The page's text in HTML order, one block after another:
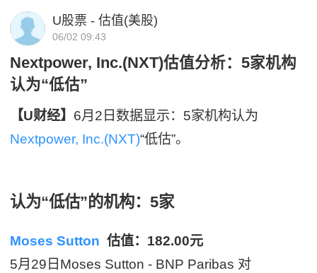
U股票 - 估值(美股)
06/02 09:43
Nextpower, Inc.(NXT)估值分析：5家机构
认为“低估”
【U财经】 6月2日数据显示：5家机构认为
Nextpower, Inc.(NXT)“低估”。
认为“低估”的机构：5家
Moses Sutton 估值：182.00元
5月29日Moses Sutton - BNP Paribas 对